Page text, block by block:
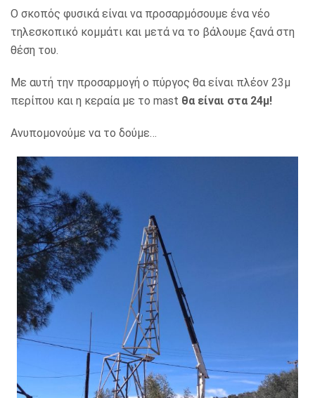
Ο σκοπός φυσικά είναι να προσαρμόσουμε ένα νέο
τηλεσκοπικό κομμάτι και μετά να το βάλουμε ξανά στη
θέση του.
Με αυτή την προσαρμογή ο πύργος θα είναι πλέον 23μ
περίπου και η κεραία με το mast θα είναι στα 24μ!
Ανυπομονούμε να το δούμε…